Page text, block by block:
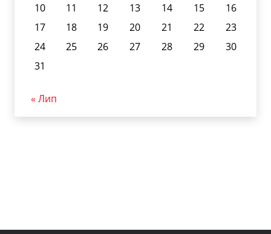
10
11 12 13 14 15
16
17
18 19 20 21 22
23
24
25 26 27 28 29
30
31
« Лип